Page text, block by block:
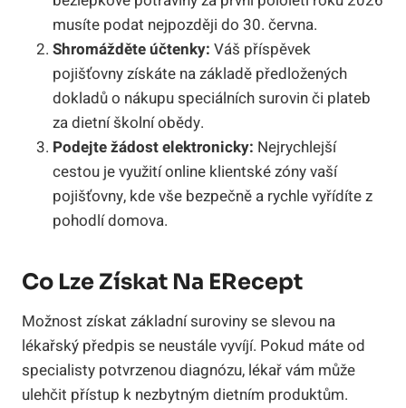
musíte podat nejpozději do 30. června.
Shromážděte účtenky: Váš příspěvek
pojišťovny získáte na základě předložených
dokladů o nákupu speciálních surovin či plateb
za dietní školní obědy.
Podejte žádost elektronicky: Nejrychlejší
cestou je využití online klientské zóny vaší
pojišťovny, kde vše bezpečně a rychle vyřídíte z
pohodlí domova.
Co Lze Získat Na ERecept
Možnost získat základní suroviny se slevou na
lékařský předpis se neustále vyvíjí. Pokud máte od
specialisty potvrzenou diagnózu, lékař vám může
ulehčit přístup k nezbytným dietním produktům.